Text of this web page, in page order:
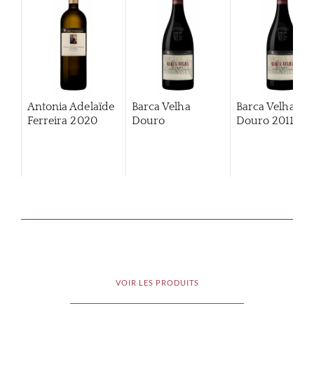
Antonia Adelaïde
Ferreira 2020
Barca Velha
Douro
Barca Velha
Douro 2011
VOIR LES PRODUITS